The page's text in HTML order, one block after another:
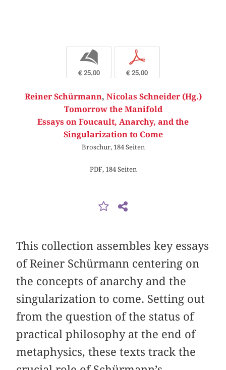
b
€ 25,00
p
€ 25,00
Reiner Schürmann, Nicolas Schneider (Hg.)
Tomorrow the Manifold
Essays on Foucault, Anarchy, and the
Singularization to Come
Broschur, 184 Seiten
PDF, 184 Seiten
This collection assembles key essays
of Reiner Schürmann centering on
the concepts of anarchy and the
singularization to come. Setting out
from the question of the status of
practical philosophy at the end of
metaphysics, these texts track the